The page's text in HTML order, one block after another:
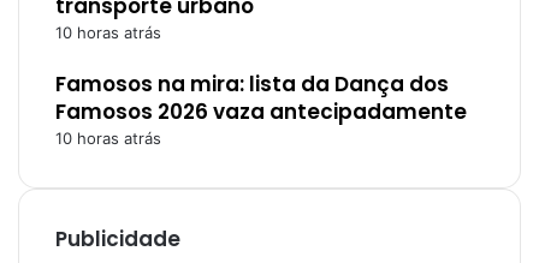
transporte urbano
10 horas atrás
Famosos na mira: lista da Dança dos
Famosos 2026 vaza antecipadamente
10 horas atrás
Publicidade